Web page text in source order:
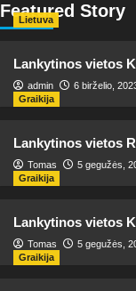
Featured Story
Lietuva
Lankytinos vietos
admin
6 birželio,
Graikija
Lankytinos vietos
Tomas
5 gegužės,
Graikija
Lankytinos vietos
Tomas
5 gegužės,
Graikija